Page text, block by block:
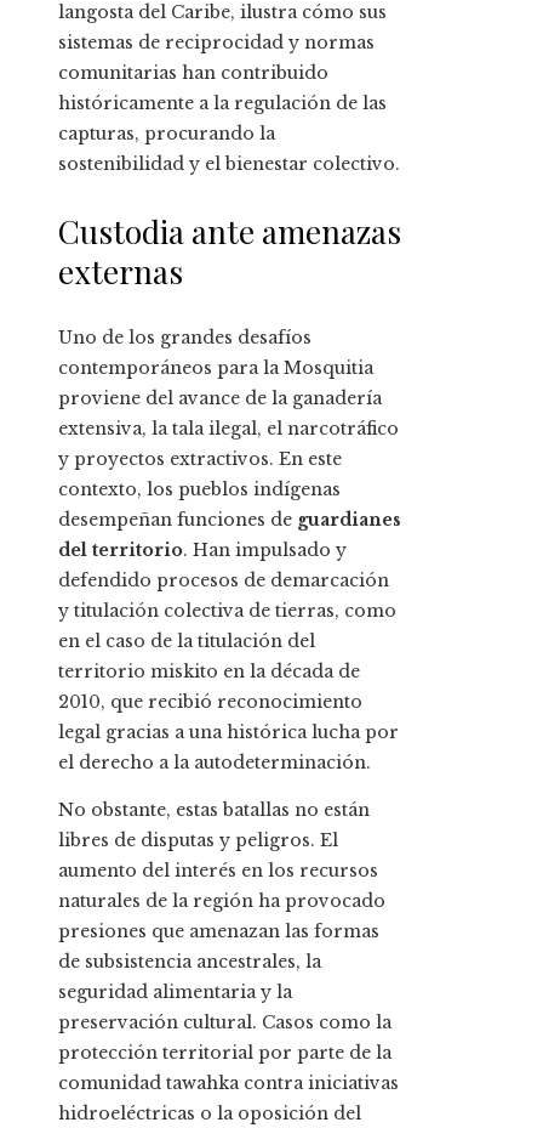
langosta del Caribe, ilustra cómo sus
sistemas de reciprocidad y normas
comunitarias han contribuido
históricamente a la regulación de las
capturas, procurando la
sostenibilidad y el bienestar colectivo.
Custodia ante amenazas
externas
Uno de los grandes desafíos
contemporáneos para la Mosquitia
proviene del avance de la ganadería
extensiva, la tala ilegal, el narcotráfico
y proyectos extractivos. En este
contexto, los pueblos indígenas
desempeñan funciones de guardianes
del territorio. Han impulsado y
defendido procesos de demarcación
y titulación colectiva de tierras, como
en el caso de la titulación del
territorio miskito en la década de
2010, que recibió reconocimiento
legal gracias a una histórica lucha por
el derecho a la autodeterminación.
No obstante, estas batallas no están
libres de disputas y peligros. El
aumento del interés en los recursos
naturales de la región ha provocado
presiones que amenazan las formas
de subsistencia ancestrales, la
seguridad alimentaria y la
preservación cultural. Casos como la
protección territorial por parte de la
comunidad tawahka contra iniciativas
hidroeléctricas o la oposición del